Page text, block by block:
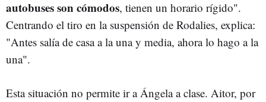
autobuses son cómodos, tienen un horario rígido".
Centrando el tiro en la suspensión de Rodalies, explica:
"Antes salía de casa a la una y media, ahora lo hago a la
una".
Esta situación no permite ir a Ángela a clase. Aitor, por